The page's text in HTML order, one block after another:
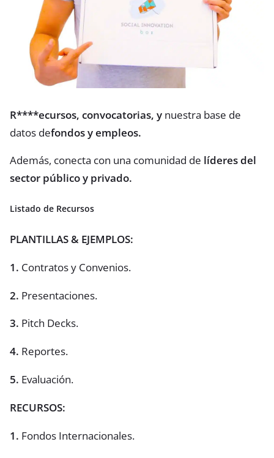
R****ecursos, convocatorias, y nuestra base de
datos defondos y empleos.
Además, conecta con una comunidad de líderes del
sector público y privado.
Listado de Recursos
PLANTILLAS & EJEMPLOS:
1. Contratos y Convenios.
2. Presentaciones.
3. Pitch Decks.
4. Reportes.
5. Evaluación.
RECURSOS:
1. Fondos Internacionales.